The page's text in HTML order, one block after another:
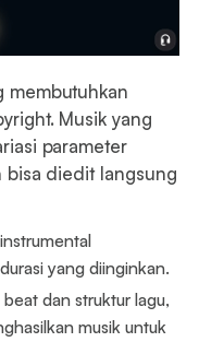
membutuhkan
Musik yang
parameter
bisa diedit langsung
yang diinginkan.
dan struktur lagu,
musik untuk